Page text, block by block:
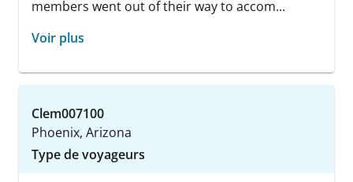
members went out of their way to accom...
Voir plus
Clem007100
Phoenix, Arizona
Type de voyageurs